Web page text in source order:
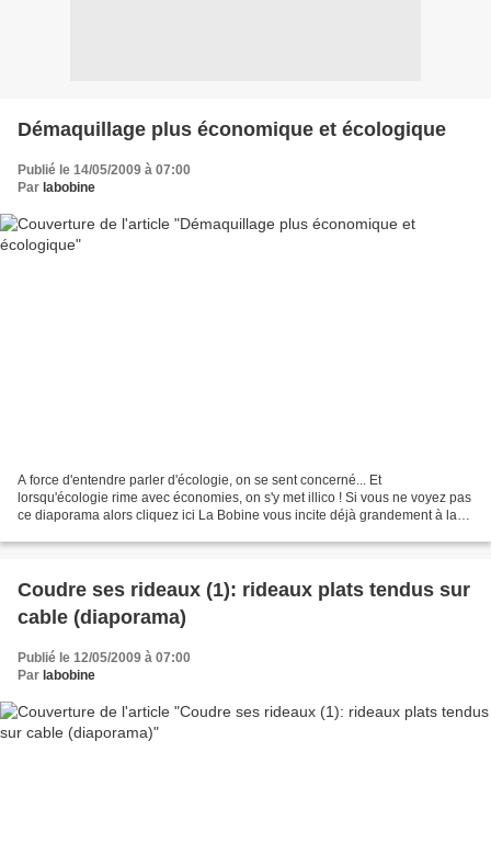
Démaquillage plus économique et écologique
Publié le 14/05/2009 à 07:00
Par labobine
A force d'entendre parler d'écologie, on se sent concerné... Et
lorsqu'écologie rime avec économies, on s'y met illico ! Si vous ne voyez pas
ce diaporama alors cliquez ici La Bobine vous incite déjà grandement à la
Coudre ses rideaux (1): rideaux plats tendus sur
cable (diaporama)
Publié le 12/05/2009 à 07:00
Par labobine